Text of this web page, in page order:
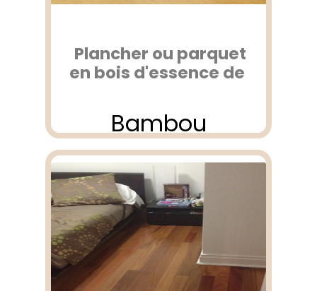
Plancher ou parquet
en bois d'essence de
Bambou